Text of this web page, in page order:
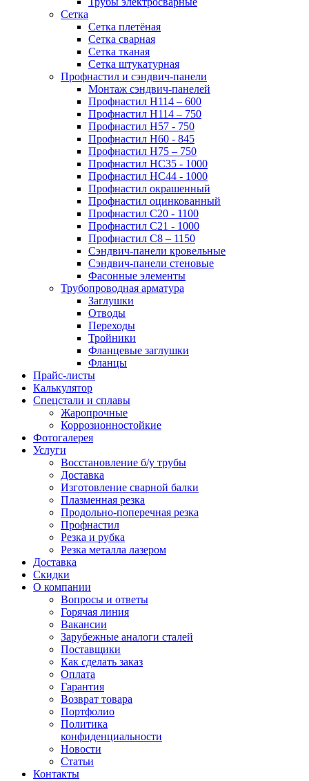
Сетка
Сетка плетёная
Сетка сварная
Сетка тканая
Сетка штукатурная
Профнастил и сэндвич-панели
Монтаж сэндвич-панелей
Профнастил Н114 – 600
Профнастил Н114 – 750
Профнастил Н57 - 750
Профнастил Н60 - 845
Профнастил Н75 – 750
Профнастил НС35 - 1000
Профнастил НС44 - 1000
Профнастил окрашенный
Профнастил оцинкованный
Профнастил С20 - 1100
Профнастил С21 - 1000
Профнастил С8 – 1150
Сэндвич-панели кровельные
Сэндвич-панели стеновые
Фасонные элементы
Трубопроводная арматура
Заглушки
Отводы
Переходы
Тройники
Фланцевые заглушки
Фланцы
Прайс-листы
Калькулятор
Спецстали и сплавы
Жаропрочные
Коррозионностойкие
Фотогалерея
Услуги
Восстановление б/у трубы
Доставка
Изготовление сварной балки
Плазменная резка
Продольно-поперечная резка
Профнастил
Резка и рубка
Резка металла лазером
Доставка
Скидки
О компании
Вопросы и ответы
Горячая линия
Вакансии
Зарубежные аналоги сталей
Поставщики
Как сделать заказ
Оплата
Гарантия
Возврат товара
Портфолио
Политика
конфиденциальности
Новости
Статьи
Контакты